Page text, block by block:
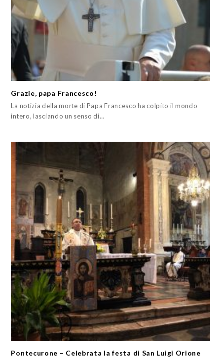
Grazie, papa Francesco!
La notizia della morte di Papa Francesco ha colpito il mondo
intero, lasciando un senso di…
Pontecurone – Celebrata la festa di San Luigi Orione